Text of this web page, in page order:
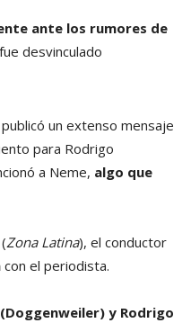
ante los rumores de
desvinculado
un extenso mensaje
para Rodrigo
a Neme, algo que
Zona Latina), el conductor
con el periodista.
y Rodrigo